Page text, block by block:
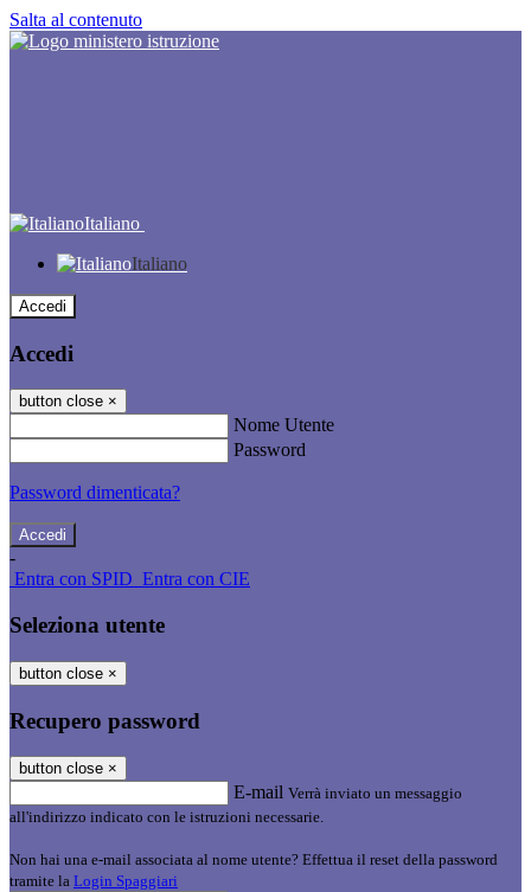
Salta al contenuto
Italiano
Italiano
Accedi
Accedi
button close ×
Nome Utente
Password
Password dimenticata?
-
Entra con SPID Entra con CIE
Seleziona utente
button close ×
Recupero password
button close ×
E-mail Verrà inviato un messaggio
all'indirizzo indicato con le istruzioni necessarie.
Non hai una e-mail associata al nome utente? Effettua il reset della password
tramite la Login Spaggiari